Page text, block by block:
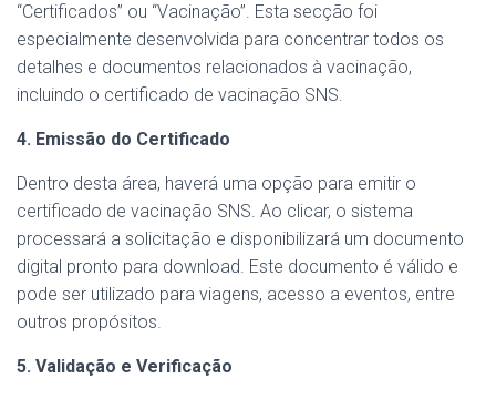
“Certificados” ou “Vacinação”. Esta secção foi
especialmente desenvolvida para concentrar todos os
detalhes e documentos relacionados à vacinação,
incluindo o certificado de vacinação SNS.
4. Emissão do Certificado
Dentro desta área, haverá uma opção para emitir o
certificado de vacinação SNS. Ao clicar, o sistema
processará a solicitação e disponibilizará um documento
digital pronto para download. Este documento é válido e
pode ser utilizado para viagens, acesso a eventos, entre
outros propósitos.
5. Validação e Verificação